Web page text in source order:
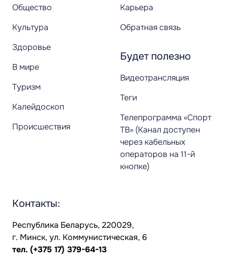
Общество
Культура
Здоровье
В мире
Туризм
Калейдоскоп
Происшествия
Карьера
Обратная связь
Будет полезно
Видеотрансляция
Теги
Телепрограмма «Спорт
ТВ» (Канал доступен
через кабельных
операторов на 11-й
кнопке)
Контакты:
Республика Беларусь, 220029,
г. Минск, ул. Коммунистическая, 6
тел. (+375 17) 379-64-13